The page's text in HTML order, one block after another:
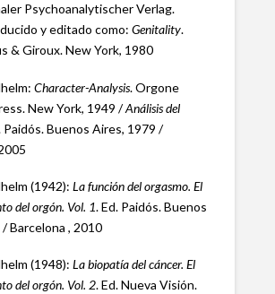
Psychoanalytischer Verlag.
y editado como: Genitality.
& Giroux. New York, 1980
Character-Analysis. Orgone
New York, 1949 /Análisis del
Paidós. Buenos Aires, 1979 /
(1942): La función del orgasmo. El
del orgón. Vol. 1. Ed. Paidós. Buenos
Barcelona , 2010
(1948): La biopatía del cáncer. El
del orgón. Vol. 2. Ed. Nueva Visión.